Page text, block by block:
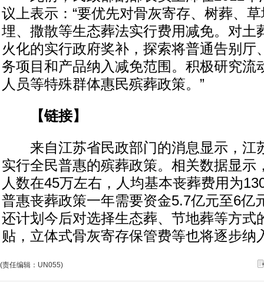
议上表示：“要优先对骨灰寄存、树葬、
埋、撒散等生态葬法实行费用减免。对土
火化的实行政府奖补，探索将普通告别厅
务项目和产品纳入减免范围。积极研究流
人员等特殊群体惠民殡葬政策。”
【链接】
来自江苏省民政部门的消息显示，江
实行全民普惠的殡葬政策。相关数据显示
人数在45万左右，人均基本丧葬费用为
普惠丧葬政策一年需要资金5.7亿元至6亿
还计划今后对选择生态葬、节地葬等方式
贴，立体式骨灰寄存保管费等也将逐步纳
(责任编辑：UN055)